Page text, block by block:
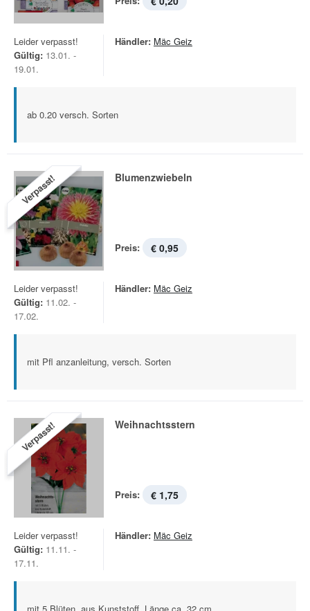
Leider verpasst!
Gültig: 13.01. -
19.01.
Händler: Mäc Geiz
ab 0.20 versch. Sorten
Verpasst! Blumenzwiebeln
Preis: € 0,95
Leider verpasst!
Gültig: 11.02. -
17.02.
Händler: Mäc Geiz
mit Pfl anzanleitung, versch. Sorten
Verpasst! Weihnachtsstern
Preis: € 1,75
Leider verpasst!
Gültig: 11.11. -
17.11.
Händler: Mäc Geiz